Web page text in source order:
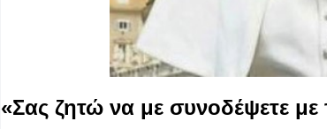
«Σας ζητώ να με συνοδέψετε